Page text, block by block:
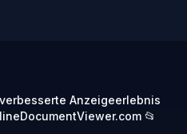
Anzeigeerlebnis
📂